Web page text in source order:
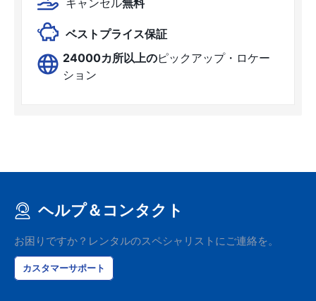
キャンセル無料
ベストプライス保証
24000カ所以上のピックアップ・ロケー
ション
ヘルプ＆コンタクト
お困りですか？レンタルのスペシャリストにご連絡を。
カスタマーサポート